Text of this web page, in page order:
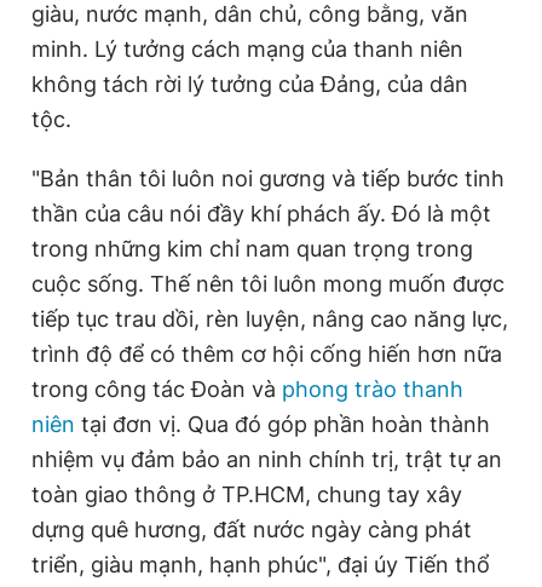
giàu, nước mạnh, dân chủ, công bằng, văn
minh. Lý tưởng cách mạng của thanh niên
không tách rời lý tưởng của Đảng, của dân
tộc.
"Bản thân tôi luôn noi gương và tiếp bước tinh
thần của câu nói đầy khí phách ấy. Đó là một
trong những kim chỉ nam quan trọng trong
cuộc sống. Thế nên tôi luôn mong muốn được
tiếp tục trau dồi, rèn luyện, nâng cao năng lực,
trình độ để có thêm cơ hội cống hiến hơn nữa
trong công tác Đoàn và phong trào thanh
niên tại đơn vị. Qua đó góp phần hoàn thành
nhiệm vụ đảm bảo an ninh chính trị, trật tự an
toàn giao thông ở TP.HCM, chung tay xây
dựng quê hương, đất nước ngày càng phát
triển, giàu mạnh, hạnh phúc", đại úy Tiến thổ